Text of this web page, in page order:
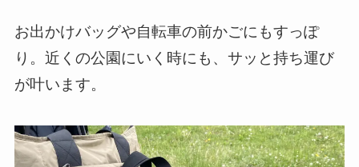
お出かけバッグや自転車の前かごにもすっぽ
り。近くの公園にいく時にも、サッと持ち運び
が叶います。